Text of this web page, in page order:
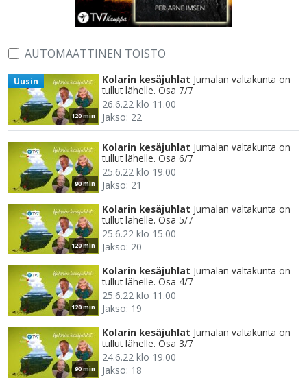
AUTOMAATTINEN TOISTO
120 min
Uusin Kolarin kesäjuhlat Jumalan valtakunta on
tullut lähelle. Osa 7/7
26.6.22 klo 11.00
Jakso: 22
90 min
Kolarin kesäjuhlat Jumalan valtakunta on
tullut lähelle. Osa 6/7
25.6.22 klo 19.00
Jakso: 21
120 min
Kolarin kesäjuhlat Jumalan valtakunta on
tullut lähelle. Osa 5/7
25.6.22 klo 15.00
Jakso: 20
120 min
Kolarin kesäjuhlat Jumalan valtakunta on
tullut lähelle. Osa 4/7
25.6.22 klo 11.00
Jakso: 19
90 min
Kolarin kesäjuhlat Jumalan valtakunta on
tullut lähelle. Osa 3/7
24.6.22 klo 19.00
Jakso: 18